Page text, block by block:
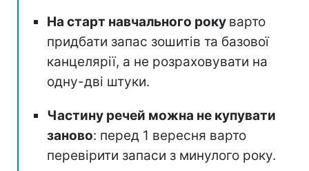
На старт навчального року варто
придбати запас зошитів та базової
канцелярії, а не розраховувати на
одну-дві штуки.
Частину речей можна не купувати
заново: перед 1 вересня варто
перевірити запаси з минулого року.